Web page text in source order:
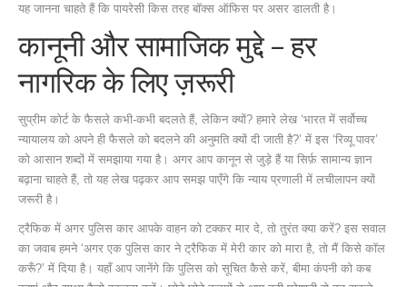
यह जानना चाहते हैं कि पायरेसी किस तरह बॉक्स ऑफिस पर असर डालती है।
कानूनी और सामाजिक मुद्दे – हर
नागरिक के लिए ज़रूरी
सुप्रीम कोर्ट के फैसले कभी‑कभी बदलते हैं, लेकिन क्यों? हमारे लेख ‘भारत में सर्वोच्च
न्यायालय को अपने ही फैसले को बदलने की अनुमति क्यों दी जाती है?’ में इस ‘रिव्यू पावर’
को आसान शब्दों में समझाया गया है। अगर आप कानून से जुड़े हैं या सिर्फ़ सामान्य ज्ञान
बढ़ाना चाहते हैं, तो यह लेख पढ़कर आप समझ पाएँगे कि न्याय प्रणाली में लचीलापन क्यों
जरूरी है।
ट्रैफिक में अगर पुलिस कार आपके वाहन को टक्कर मार दे, तो तुरंत क्या करें? इस सवाल
का जवाब हमने ‘अगर एक पुलिस कार ने ट्रैफिक में मेरी कार को मारा है, तो मैं किसे कॉल
करूँ?’ में दिया है। यहाँ आप जानेंगे कि पुलिस को सूचित कैसे करें, बीमा कंपनी को कब